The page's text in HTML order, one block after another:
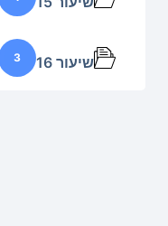
שיעור 16 3